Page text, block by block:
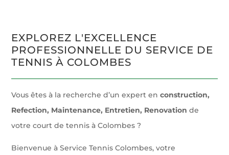
EXPLOREZ L'EXCELLENCE
PROFESSIONNELLE DU SERVICE DE
TENNIS À COLOMBES
Vous êtes à la recherche d’un expert enconstruction,
Refection, Maintenance, Entretien, Renovation de
votre court de tennis à Colombes ?
Bienvenue à Service Tennis Colombes, votre